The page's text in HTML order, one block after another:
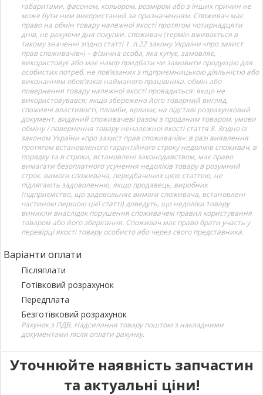
габаритами, фасоном, кольором, розміром або з інших причин не
може бути ним використаний за призначенням. Споживач має
право на обмін товару належної якості протягом чотирнадцяти
днів, не рахуючи дня покупки. споживач (термін вживається в
такому значенні згідно статті 1. п.22 закону України «про захист
прав споживачів») – фізична особа, яка купує, замовляє,
використовує або має намір придбати чи замовити продукцію для
особистих потреб, не пов’язаних з підприємницькою діяльністю або
виконанням обов’язків найманого працівника. обмін або
повернення товару належної якості провадиться: якщо не
використовувався; якщо збережено його товарний вигляд,
споживчі властивості, пломби, ярлики; на підставі розрахунковий
документ, виданий споживачеві разом з проданим товаром. умови
обміну / повернення товару неналежної якості стаття 8. Згідно із
законом України «про захист прав споживачів»: в разі виявлення
протягом встановленого гарантійного строку недоліків споживач, в
порядку та в строки, встановлені законодавством, має право
вимагати безоплатного усунення недоліків товару в розумний
строк. вимоги споживача, передбачених цією статтею, не
підлягають задоволенню, якщо продавець, виробник
(підприємство, що задовольняє вимоги споживача, встановлені
частиною першою цієї статті) доведуть, що недоліки товару
виникли внаслідок порушення споживачем правил користування
товаром або його зберігання. Споживач має право брати участь у
перевірці якості товару особисто або через свого представника.
Варіанти оплати
Післяплати
Готівковий розрахунок
Передплата
Безготівковий розрахунок
Рахунок з ПДВ. Надсилання товару поштою з накладними
документами після оплати рахунку.
Уточнюйте наявність запчастин
та актуальні ціни!